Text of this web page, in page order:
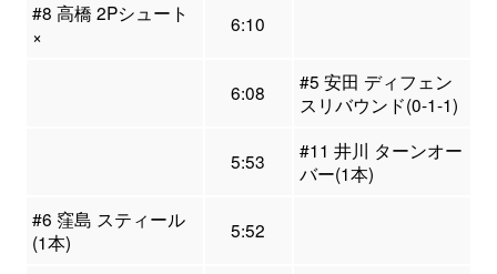
#8 高橋 2Pシュート
×
6:10
6:08
#5 安田 ディフェン
スリバウンド(0-1-1)
5:53
#11 井川 ターンオー
バー(1本)
#6 窪島 スティール
(1本)
5:52